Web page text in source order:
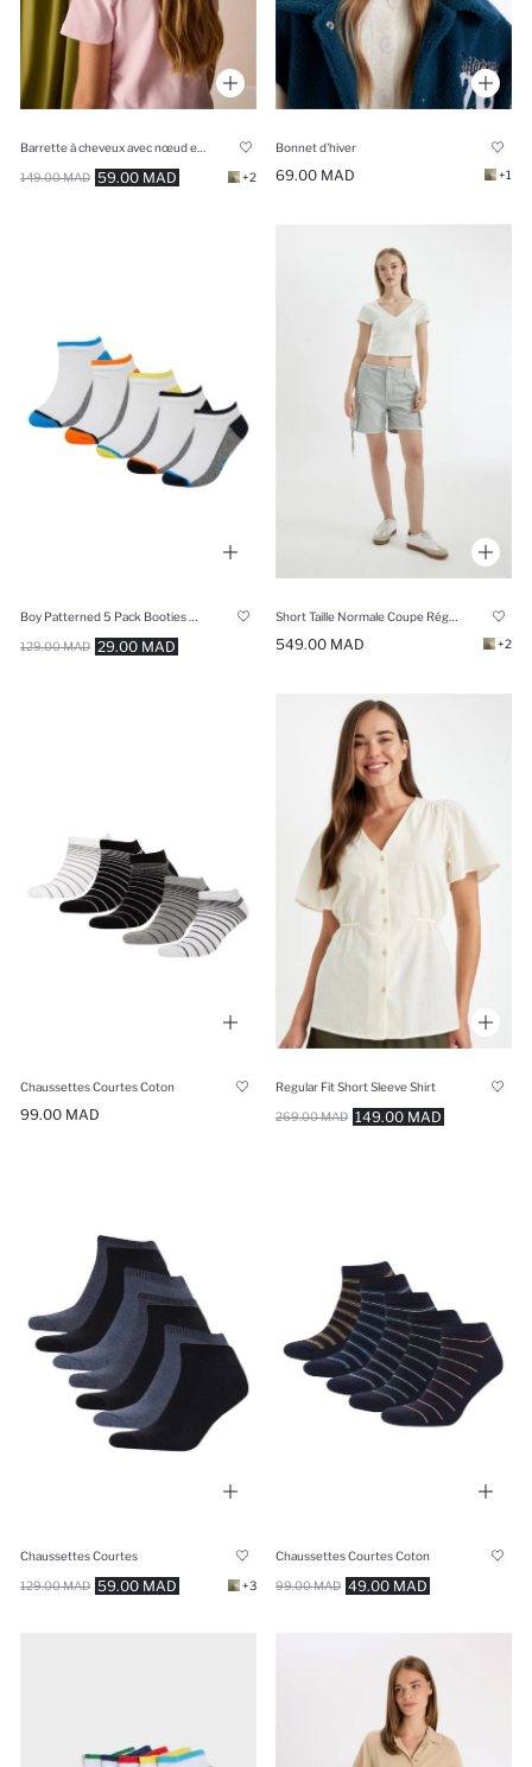
59.00 MAD
149.00 MAD +2
Bonnet d'hiver
69.00 MAD +1
29.00 MAD
129.00 MAD 549.00 MAD +2
Chaussettes Courtes Coton
99.00 MAD
Regular Fit Short Sleeve Shirt
149.00 MAD
269.00 MAD
Chaussettes Courtes
59.00 MAD
129.00 MAD +3
Chaussettes Courtes Coton
49.00 MAD
99.00 MAD